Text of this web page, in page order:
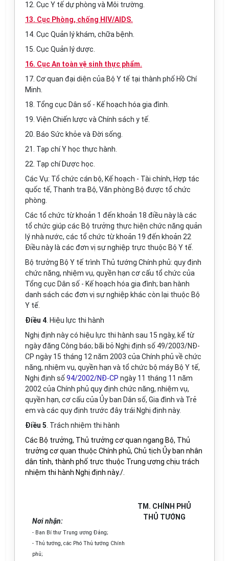
12. Cục Y tế dự phòng và Môi trường.
13. Cục Phòng, chống HIV/AIDS.
14. Cục Quản lý khám, chữa bệnh.
15. Cục Quản lý dược.
16. Cục An toàn vệ sinh thực phẩm.
17. Cơ quan đại diện của Bộ Y tế tại thành phố Hồ Chí
Minh.
18. Tổng cục Dân số - Kế hoạch hóa gia đình.
19. Viện Chiến lược và Chính sách y tế.
20. Báo Sức khỏe và Đời sống.
21. Tạp chí Y học thực hành.
22. Tạp chí Dược học.
Các Vụ: Tổ chức cán bộ, Kế hoạch - Tài chính, Hợp tác
quốc tế, Thanh tra Bộ, Văn phòng Bộ được tổ chức
phòng.
Các tổ chức từ khoản 1 đến khoản 18 điều này là các
tổ chức giúp các Bộ trưởng thực hiện chức năng quản
lý nhà nước, các tổ chức từ khoản 19 đến khoản 22
Điều này là các đơn vị sự nghiệp trực thuộc Bộ Y tế.
Bộ trưởng Bộ Y tế trình Thủ tướng Chính phủ: quy định
chức năng, nhiệm vụ, quyền hạn cơ cấu tổ chức của
Tổng cục Dân số - Kế hoạch hóa gia đình; ban hành
danh sách các đơn vị sự nghiệp khác còn lại thuộc Bộ
Y tế.
Điều 4 Hiệu lực thi hành
Nghị định này có hiệu lực thi hành sau 15 ngày, kể từ
ngày đăng Công báo; bãi bỏ Nghị định số 49/2003/NĐ-
CP ngày 15 tháng 12 năm 2003 của Chính phủ về chức
năng, nhiệm vụ, quyền hạn và tổ chức bộ máy Bộ Y tế,
Nghị định số 94/2002/NĐ-CP ngày 11 tháng 11 năm
2002 của Chính phủ quy định chức năng, nhiệm vụ,
quyền hạn, cơ cấu của Ủy ban Dân số, Gia đình và Trẻ
em và các quy định trước đây trái Nghị định này.
Điều 5 Trách nhiệm thi hành
Các Bộ trưởng, Thủ trưởng cơ quan ngang Bộ, Thủ
trưởng cơ quan thuộc Chính phủ, Chủ tịch Ủy ban nhân
dân tỉnh, thành phố trực thuộc Trung ương chịu trách
nhiệm thi hành Nghị định này./.
Nơi nhận:
- Ban Bí thư Trung ương Đảng;
- Thủ tướng, các Phó Thủ tướng Chính
phủ;
TM. CHÍNH PHỦ
THỦ TƯỚNG